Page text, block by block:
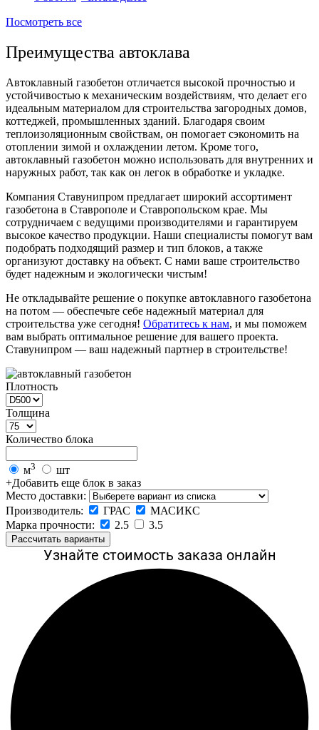
Посмотреть все
Преимущества автоклава
Автоклавный газобетон отличается высокой прочностью и
устойчивостью к механическим воздействиям, что делает его
идеальным материалом для строительства загородных домов,
коттеджей, промышленных зданий. Благодаря своим
теплоизоляционным свойствам, он помогает сэкономить на
отоплении зимой и охлаждении летом. Кроме того,
автоклавный газобетон можно использовать для внутренних и
наружных работ, так как он легок в обработке и укладке.
Компания Ставунипром предлагает широкий ассортимент
газобетона в Ставрополе и Ставропольском крае. Мы
сотрудничаем с ведущими производителями и гарантируем
высокое качество продукции. Наши специалисты помогут вам
подобрать подходящий размер и тип блоков, а также
организуют доставку на объект. С нами ваше строительство
будет надежным и экологически чистым!
Не откладывайте решение о покупке автоклавного газобетона
на потом — обеспечьте себе надежный материал для
строительства уже сегодня! Обратитесь к нам, и мы поможем
вам выбрать оптимальное решение для вашего проекта.
Ставунипром — ваш надежный партнер в строительстве!
Плотность
Толщина
Количество блока
м3
шт
+Добавить еще блок в заказ
Место доставки:
Производитель:
ГРАС
МАСИКС
Марка прочности:
2.5 3.5
Узнайте стоимость заказа онлайн